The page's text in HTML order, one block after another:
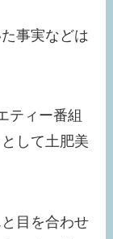
事実などは
ティー番組
して土肥美
目を合わせ